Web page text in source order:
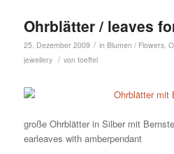
Ohrblätter / leaves
25. Dezember 2009 / in Blumen / Flowers,
jewellery / von toeffel
große Ohrblätter in Silber mit
earleaves with amberpendant